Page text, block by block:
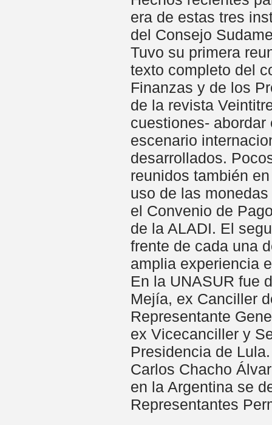
era de estas tres
del Consejo
Tuvo su primera
texto completo del
Finanzas y de los
de la revista
cuestiones-
escenario
desarrollados.
reunidos también
uso de las
el Convenio de
de la ALADI. El
frente de cada una
amplia experiencia
En la UNASUR fue
Mejía, ex Canciller
Representante
ex Vicecanciller y
Presidencia de
Carlos Chacho
en la Argentina se
Representantes